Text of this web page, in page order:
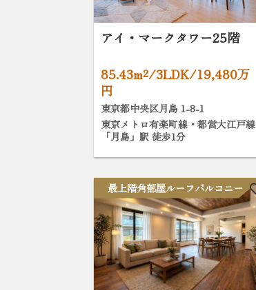
アイ・マークタワー25階
85.43m²/3LDK/19,480万
円
東京都中央区月島 1-8-1
東京メトロ有楽町線・都営大江戸線
「月島」駅 徒歩1分
最上階角部屋ルーフバルコニー